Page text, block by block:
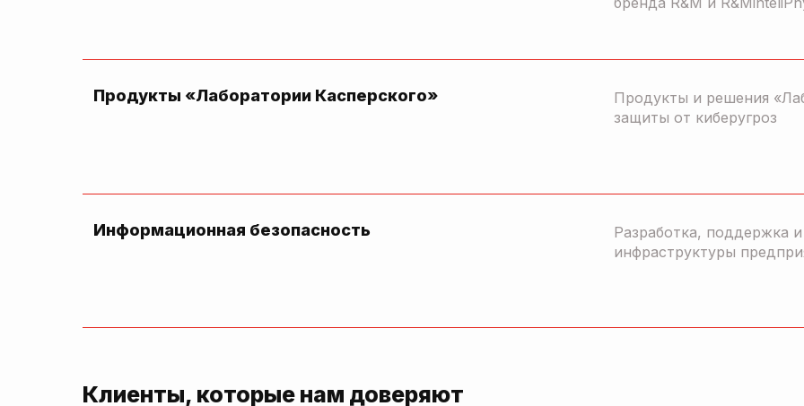
Продукты «Лаборатории Касперского»
Продукты и решения
защиты от киберугроз
Информационная безопасность
Разработка, поддержка
инфраструктуры
Клиенты, которые нам доверяют